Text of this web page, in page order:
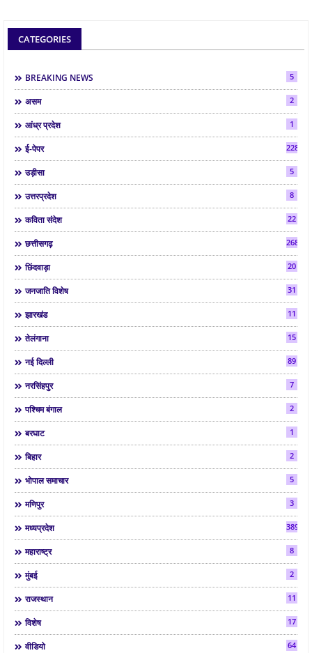
CATEGORIES
BREAKING NEWS 5
असम 2
आंध्र प्रदेश 1
ई-पेपर 2286
उड़ीसा 5
उत्तरप्रदेश 8
कविता संदेश 22
छत्तीसगढ़ 268
छिंदवाड़ा 20
जनजाति विशेष 31
झारखंड 11
तेलंगाना 15
नई दिल्ली 89
नरसिंहपुर 7
पश्चिम बंगाल 2
बरघाट 1
बिहार 2
भोपाल समाचार 5
मणिपुर 3
मध्यप्रदेश 3892
महाराष्ट्र 8
मुंबई 2
राजस्थान 11
विशेष 17
वीडियो 64